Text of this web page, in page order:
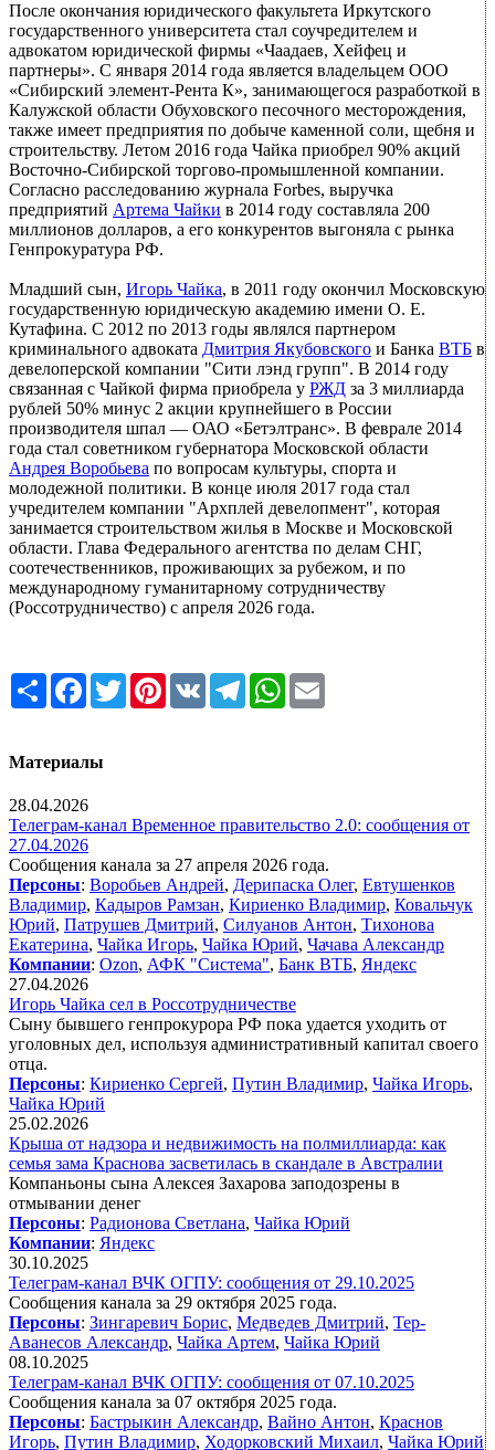
После окончания юридического факультета Иркутского
государственного университета стал соучредителем и
адвокатом юридической фирмы «Чаадаев, Хейфец и
партнеры». С января 2014 года является владельцем ООО
«Сибирский элемент-Рента К», занимающегося разработкой в
Калужской области Обуховского песочного месторождения,
также имеет предприятия по добыче каменной соли, щебня и
строительству. Летом 2016 года Чайка приобрел 90% акций
Восточно-Сибирской торгово-промышленной компании.
Согласно расследованию журнала Forbes, выручка
предприятий Артема Чайки в 2014 году составляла 200
миллионов долларов, а его конкурентов выгоняла с рынка
Генпрокуратура РФ.
Младший сын, Игорь Чайка, в 2011 году окончил Московскую
государственную юридическую академию имени О. Е.
Кутафина. С 2012 по 2013 годы являлся партнером
криминального адвоката Дмитрия Якубовского и Банка ВТБ в
девелоперской компании "Сити лэнд групп". В 2014 году
связанная с Чайкой фирма приобрела у РЖД за 3 миллиарда
рублей 50% минус 2 акции крупнейшего в России
производителя шпал — ОАО «Бетэлтранс». В феврале 2014
года стал советником губернатора Московской области
Андрея Воробьева по вопросам культуры, спорта и
молодежной политики. В конце июля 2017 года стал
учредителем компании "Архплей девелопмент", которая
занимается строительством жилья в Москве и Московской
области. Глава Федерального агентства по делам СНГ,
соотечественников, проживающих за рубежом, и по
международному гуманитарному сотрудничеству
(Россотрудничество) с апреля 2026 года.
Share Facebook
TwitterPinterest
VK TelegramWhatsApp
Материалы
28.04.2026
Телеграм-канал Временное правительство 2.0: сообщения от
27.04.2026
Сообщения канала за 27 апреля 2026 года.
Персоны: Воробьев Андрей, Дерипаска Олег, Евтушенков
Владимир, Кадыров Рамзан, Кириенко Владимир, Ковальчук
Юрий, Патрушев Дмитрий, Силуанов Антон, Тихонова
Екатерина, Чайка Игорь, Чайка Юрий, Чачава Александр
Компании: Ozon, АФК "Система", Банк ВТБ, Яндекс
27.04.2026
Игорь Чайка сел в Россотрудничестве
Сыну бывшего генпрокурора РФ пока удается уходить от
уголовных дел, используя административный капитал своего
отца.
Персоны: Кириенко Сергей, Путин Владимир, Чайка Игорь,
Чайка Юрий
25.02.2026
Крыша от надзора и недвижимость на полмиллиарда: как
семья зама Краснова засветилась в скандале в Австралии
Компаньоны сына Алексея Захарова заподозрены в
отмывании денег
Персоны: Радионова Светлана, Чайка Юрий
Компании: Яндекс
30.10.2025
Телеграм-канал ВЧК ОГПУ: сообщения от 29.10.2025
Сообщения канала за 29 октября 2025 года.
Персоны: Зингаревич Борис, Медведев Дмитрий, Тер-
Аванесов Александр, Чайка Артем, Чайка Юрий
08.10.2025
Телеграм-канал ВЧК ОГПУ: сообщения от 07.10.2025
Сообщения канала за 07 октября 2025 года.
Персоны: Бастрыкин Александр, Вайно Антон, Краснов
Игорь, Путин Владимир, Ходорковский Михаил, Чайка Юрий